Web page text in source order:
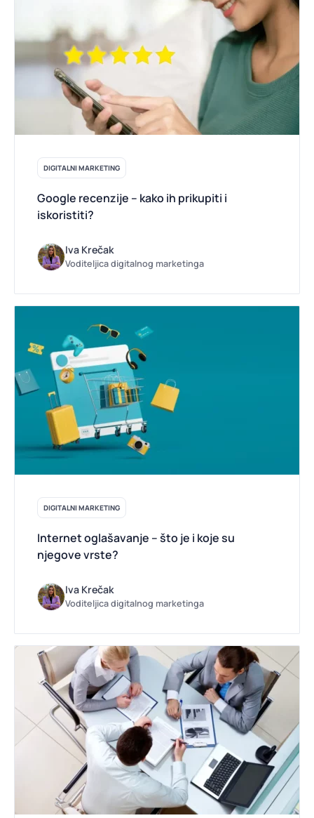
DIGITALNI MARKETING
Google recenzije – kako ih prikupiti i
iskoristiti?
Iva Krečak
Voditeljica digitalnog marketinga
DIGITALNI MARKETING
Internet oglašavanje – što je i koje su
njegove vrste?
Iva Krečak
Voditeljica digitalnog marketinga